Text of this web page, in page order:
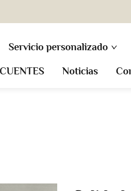
Servicio personalizado
Noticias